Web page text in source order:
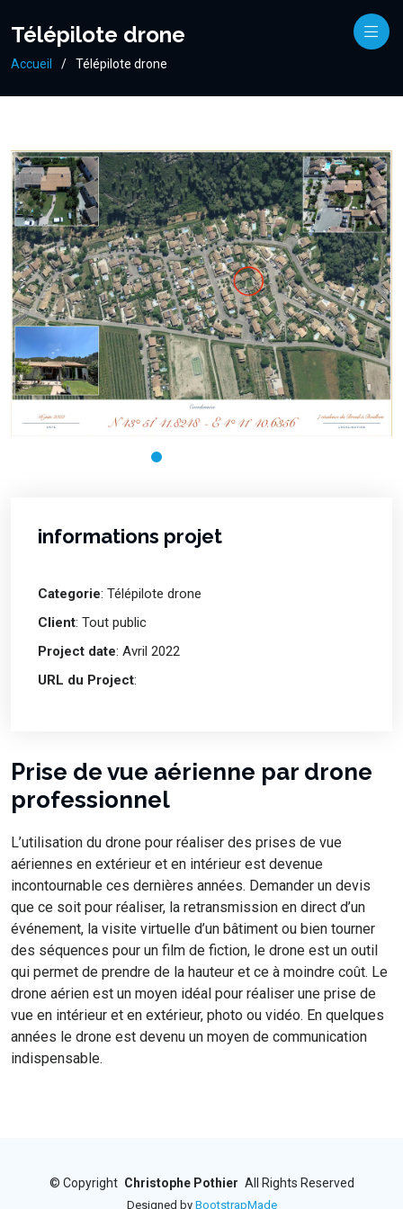
Télépilote drone
Accueil Télépilote drone
informations projet
Categorie: Télépilote drone
Client: Tout public
Project date: Avril 2022
URL du Project:
Prise de vue aérienne par drone
professionnel
L’utilisation du drone pour réaliser des prises de vue
aériennes en extérieur et en intérieur est devenue
incontournable ces dernières années. Demander un devis
que ce soit pour réaliser, la retransmission en direct d’un
événement, la visite virtuelle d’un bâtiment ou bien tourner
des séquences pour un film de fiction, le drone est un outil
qui permet de prendre de la hauteur et ce à moindre coût. Le
drone aérien est un moyen idéal pour réaliser une prise de
vue en intérieur et en extérieur, photo ou vidéo. En quelques
années le drone est devenu un moyen de communication
indispensable.
© Copyright Christophe Pothier All Rights Reserved
Designed by BootstrapMade